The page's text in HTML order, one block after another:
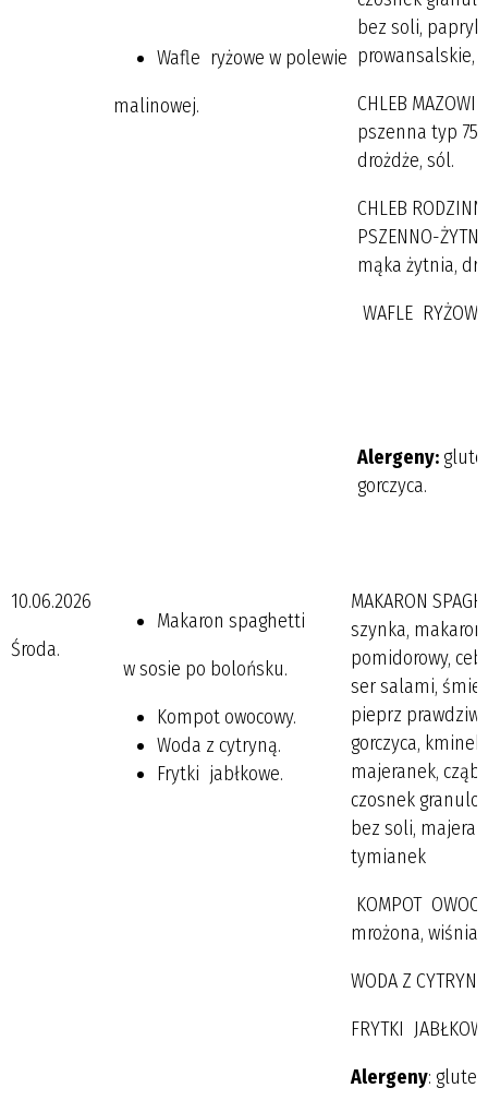
Wafle ryżowe w polewie
malinowej.
bez soli,
prowansalskie,
CHLEB
pszenna typ
drożdże, sól.
CHLEB
PSZENNO-
mąka żytnia,
WAFLE
Alergeny:
gorczyca.
10.06.2026
Środa.
Makaron spaghetti
w sosie po bolońsku.
Kompot owocowy.
Woda z cytryną.
Frytki jabłkowe.
MAKARON
szynka,
pomidorowy,
ser salami,
pieprz
gorczyca,
majeranek,
czosnek
bez soli,
tymianek
KOMPOT
mrożona,
WODA Z
FRYTKI
Alergeny: